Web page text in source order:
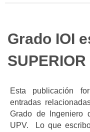
Grado IOI
SUPERIOR
Esta publicación
entradas
Grado de Ingeniero
UPV. Lo que